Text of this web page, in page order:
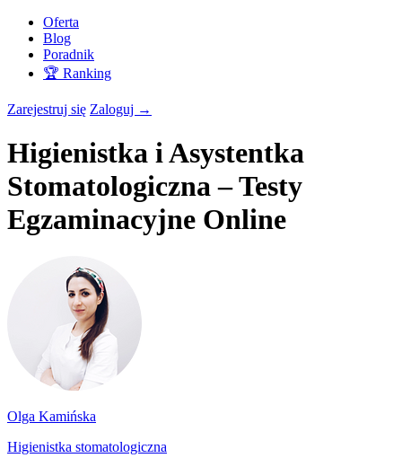
Oferta
Blog
Poradnik
🏆 Ranking
Zarejestruj się Zaloguj →
Higienistka i Asystentka
Stomatologiczna – Testy
Egzaminacyjne Online
Olga Kamińska
Higienistka stomatologiczna